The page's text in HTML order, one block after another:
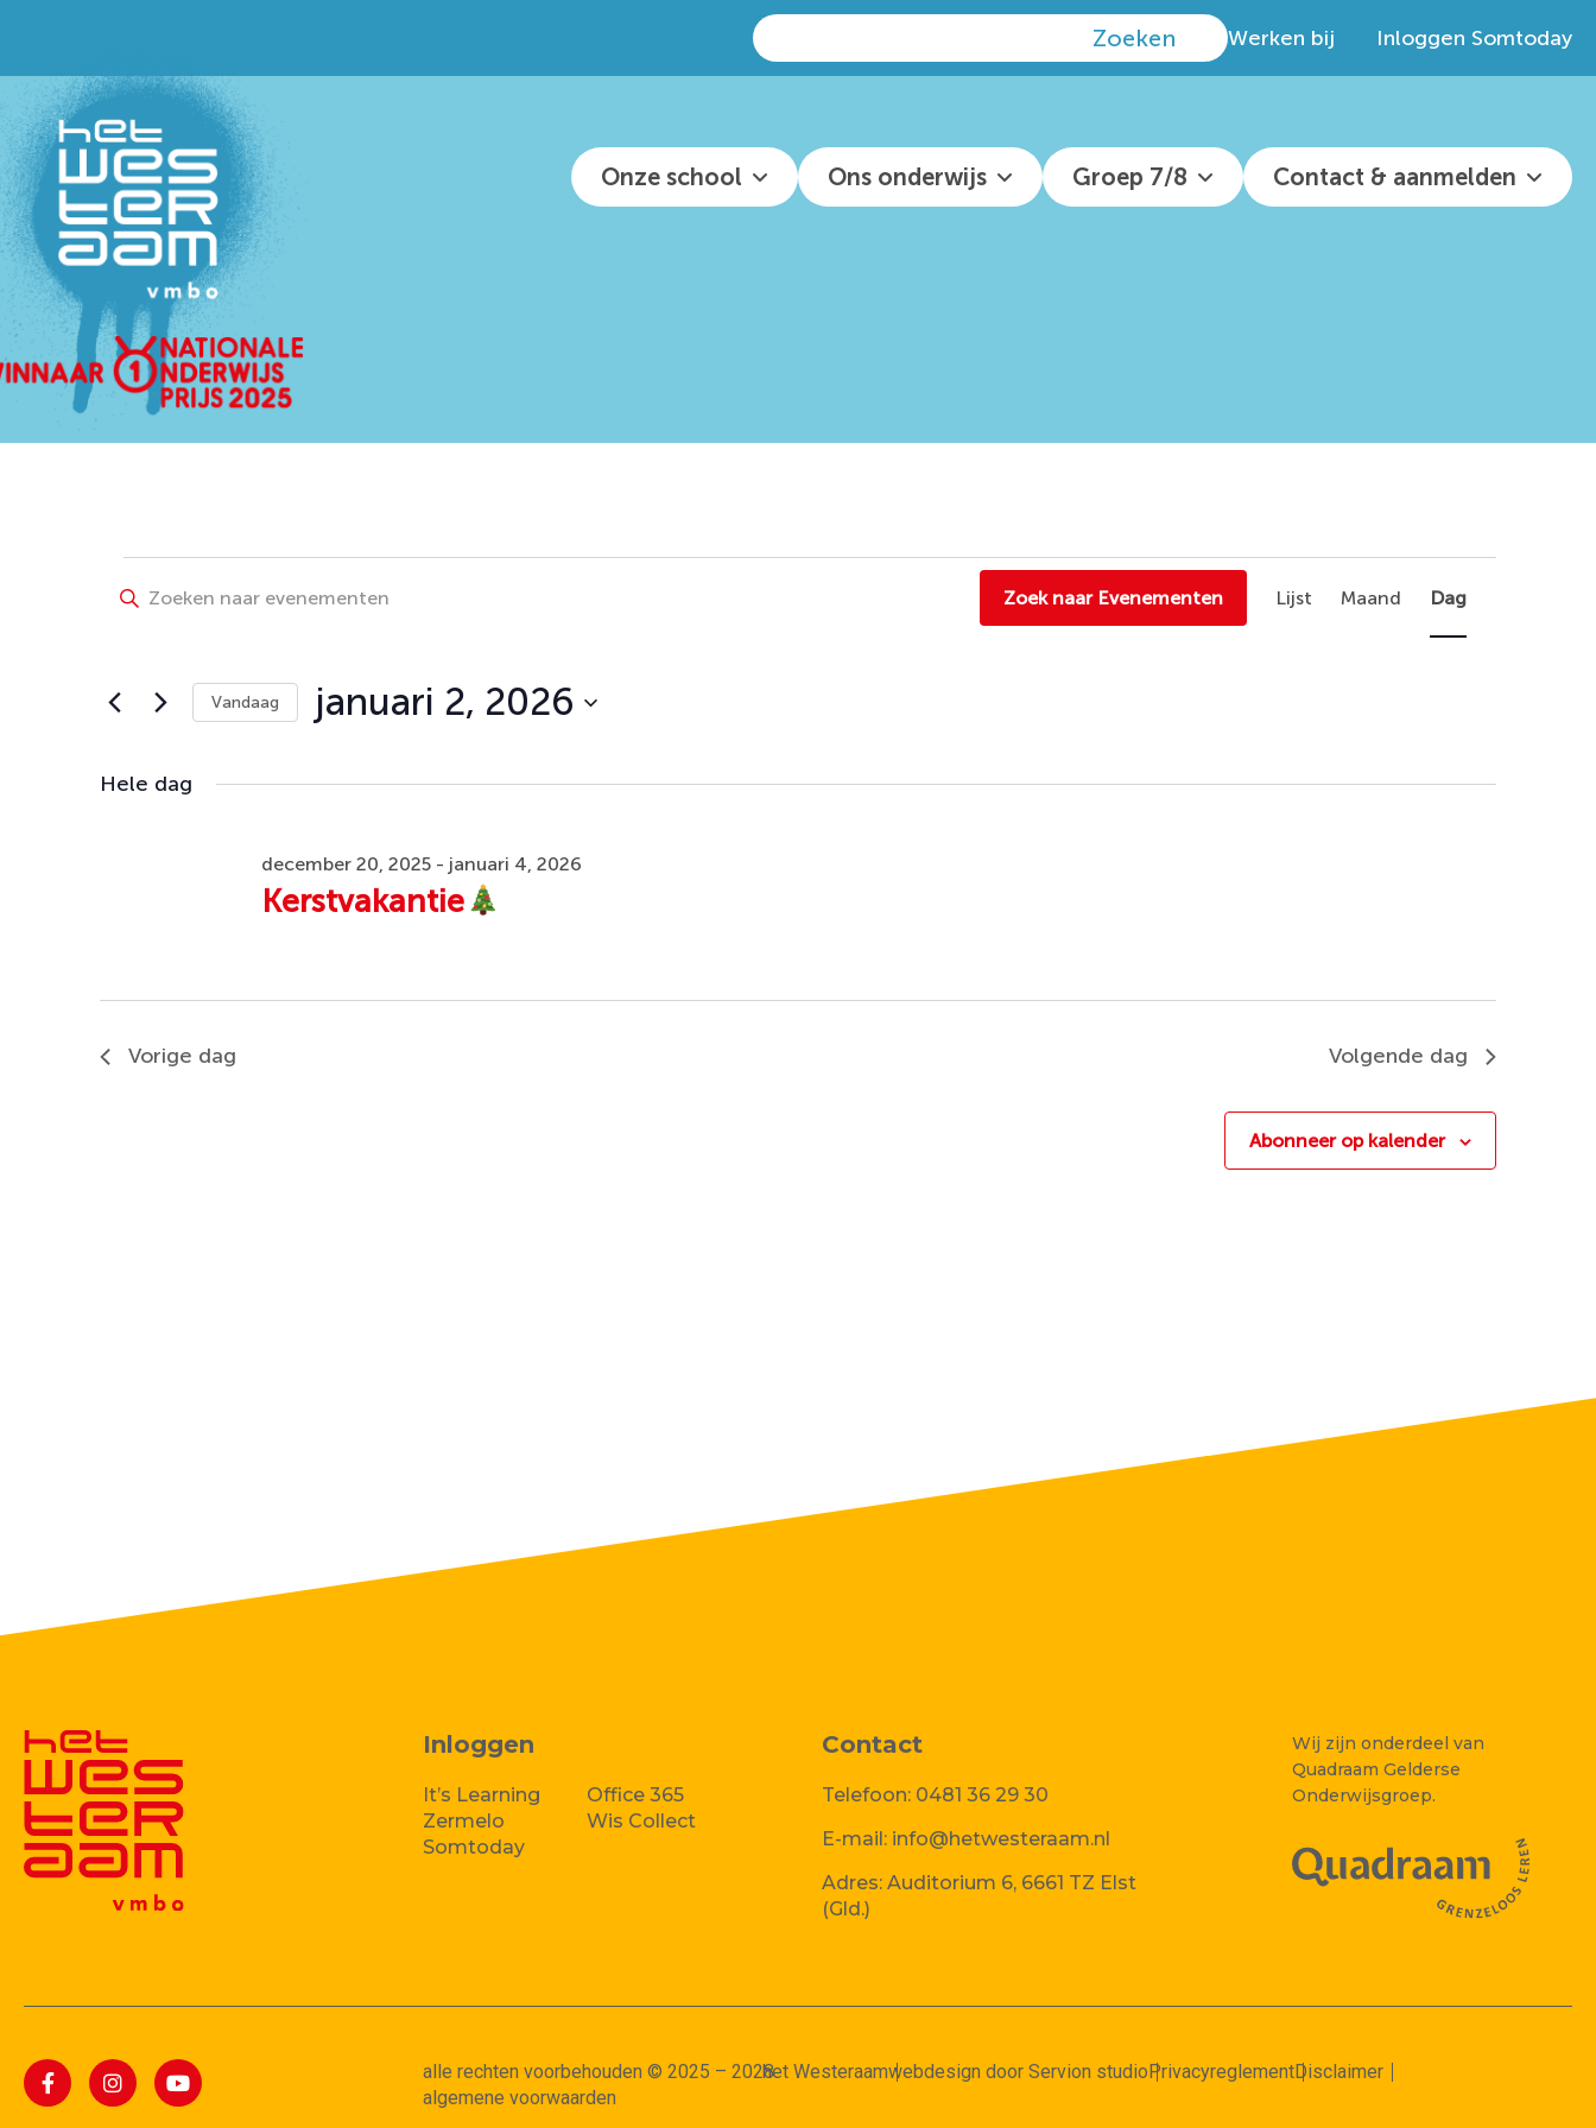
Zoeken
naar:
Werken bij Inloggen Somtoday
Onze school Ons onderwijs Groep 7/8 Contact & aanmelden
Evenementen
januari
2026
Evenementen
weergeven
Vul
in.
Evenementen
Zoek naar Evenementen
weergaven
Lijst Maand Dag
Vandaag januari 2, 2026
een
Hele dag
Kerstvakantie
december 20, 2025- januari 4, 2026
Vorige dag Volgende dag
Abonneer op kalender
Inloggen
It’s Learning
Office 365
Zermelo
Wis Collect
Somtoday
Contact
Telefoon: 0481 36 29 30
E-mail: info@hetwesteraam.nl
Adres: Auditorium 6, 6661 TZ Elst
(Gld.)
Wij zijn onderdeel van
Quadraam Gelderse
Onderwijsgroep.
alle rechten voorbehouden © 2025 – 2028het Westeraamwebdesign door Servion studio PrivacyreglementDisclaimer
algemene voorwaarden